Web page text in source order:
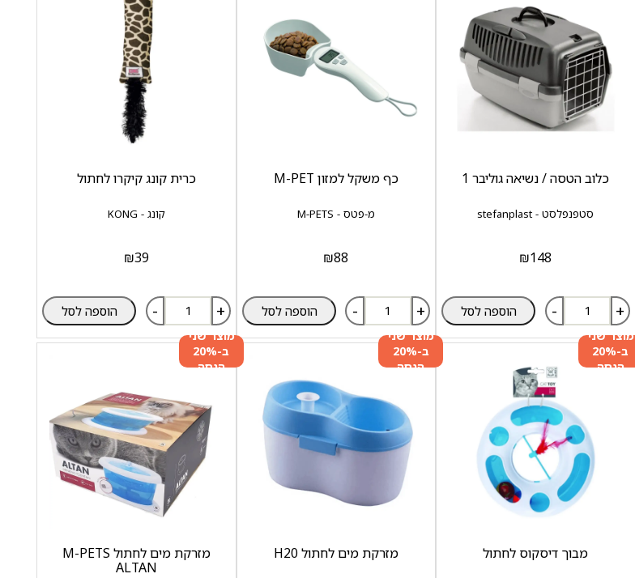
סטפנפלסט - stefanplast
כלוב הטסה / נשיאה גוליבר 1
₪148
- + הוספה לסל
מ-פטס - M-PETS
כף משקל למזון M-PET
₪88
- + הוספה לסל
קונג - KONG
כרית קונג קיקרו לחתול
₪39
- + הוספה לסל
מוצר שני
ב-20%
הנחה
מבוך דיסקוס לחתול
מוצר שני
ב-20%
הנחה
מזרקת מים לחתול H20
מוצר שני
ב-20%
הנחה
מזרקת מים לחתול M-PETS
ALTAN